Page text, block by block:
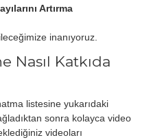
Artırma
inanıyoruz.
Nasıl Katkıda
listesine yukarıdaki
sonra kolayca video
videoları